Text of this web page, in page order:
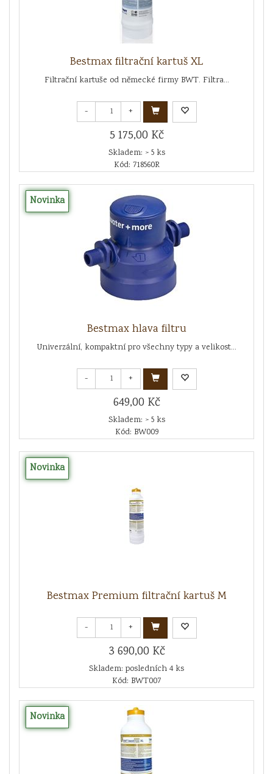
Bestmax filtrační kartuš XL
Filtrační kartuše od německé firmy BWT. Filtra...
- +
5 175,00 Kč
Skladem: > 5 ks
Kód: 718560R
Novinka
Bestmax hlava filtru
Univerzální, kompaktní pro všechny typy a velikost...
- +
649,00 Kč
Skladem: > 5 ks
Kód: BW009
Novinka
Bestmax Premium filtrační kartuš M
- +
3 690,00 Kč
Skladem: posledních 4 ks
Kód: BWT007
Novinka